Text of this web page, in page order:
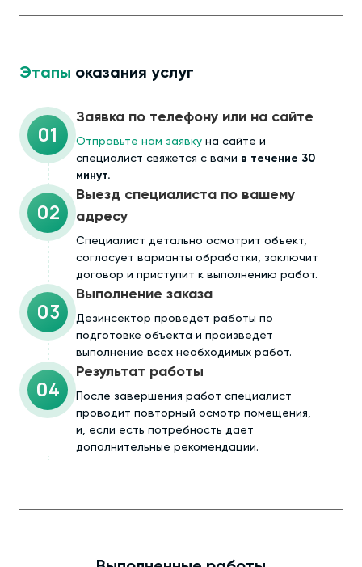
Этапы оказания услуг
01
Заявка по телефону или на сайте
Отправьте нам заявку на сайте и
специалист свяжется с вами в течение 30
минут.
02
Выезд специалиста по вашему
адресу
Cпециалист детально осмотрит объект,
согласует варианты обработки, заключит
договор и приступит к выполнению работ.
03
Выполнение заказа
Дезинсектор проведёт работы по
подготовке объекта и произведёт
выполнение всех необходимых работ.
04
Результат работы
После завершения работ специалист
проводит повторный осмотр помещения,
и, если есть потребность дает
дополнительные рекомендации.